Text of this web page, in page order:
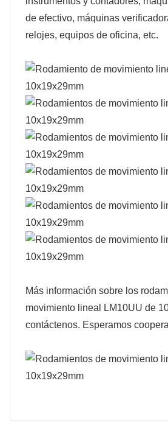
de efectivo, máquinas
relojes, equipos de oficina, etc.
Más información sobre los
movimiento lineal LM10UU de
contáctenos. Esperamos